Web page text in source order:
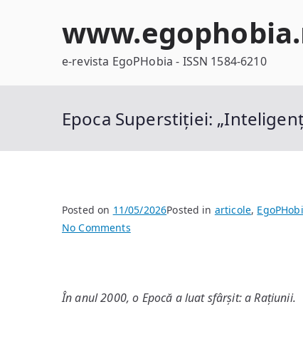
e-revista EgoPHobia - ISSN 1584-6210
Epoca Superstiției:
Posted on 11/05/2026Posted in articole,
No Commentson
Artificială
În anul 2000, o Epocă a luat sfârșit: a Rațiunii.